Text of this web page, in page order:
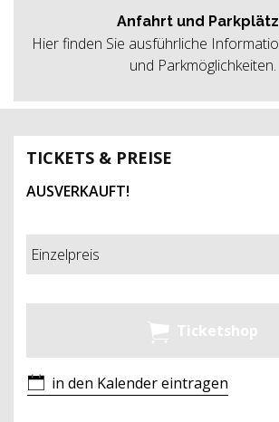
TICKETS & PREISE
AUSVERKAUFT!
Einzelpreis
Ticketshop
in den Kalender eintragen
Anfahrt und
Hier finden Sie ausführliche
und Parkmöglichkeiten.